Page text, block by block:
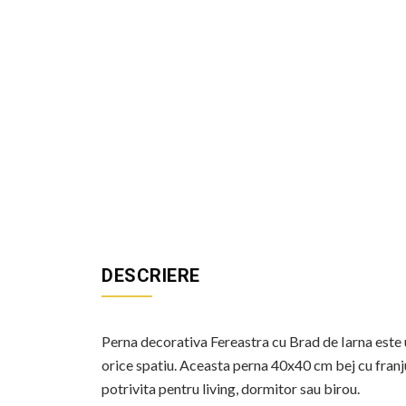
DESCRIERE
Perna decorativa Fereastra cu Brad de Iarna
orice spatiu. Aceasta perna 40x40 cm bej cu
potrivita pentru living, dormitor sau birou.